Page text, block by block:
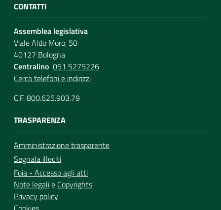
CONTATTI
Assemblea legislativa
Viale Aldo Moro, 50
40127 Bologna
Centralino 051 5275226
Cerca telefoni e indirizzi
C.F. 800.625.903.79
TRASPARENZA
Amministrazione trasparente
Segnala illeciti
Foia - Accesso agli atti
Note legalie Copyrights
Privacy policy